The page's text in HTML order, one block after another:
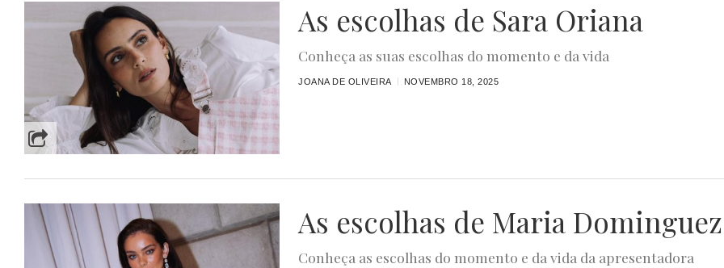
As escolhas de Sara Oriana
Conheça as suas escolhas do momento e da vida
JOANA DE OLIVEIRA NOVEMBRO 18, 2025
As escolhas de Maria Dominguez
Conheça as escolhas do momento e da vida da apresentadora